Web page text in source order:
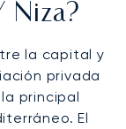
Niza?
la capital y
privada
principal
El